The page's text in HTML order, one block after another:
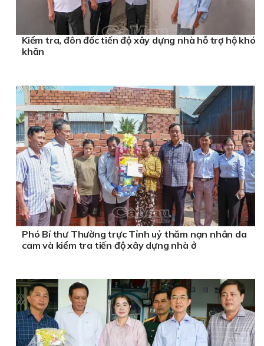
Kiểm tra, đôn đốc tiến độ xây dựng nhà hỗ trợ hộ khó
khăn
Phó Bí thư Thường trực Tỉnh uỷ thăm nạn nhân da
cam và kiểm tra tiến độ xây dựng nhà ở